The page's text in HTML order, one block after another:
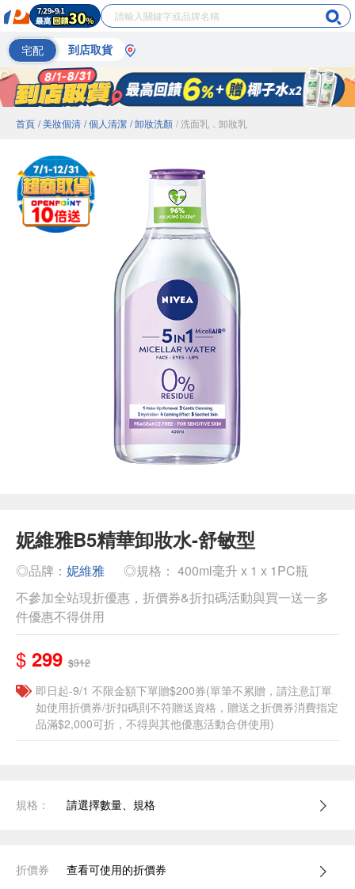
宅配 到店取貨
首頁 / 美妝個清 / 個人清潔 / 卸妝洗顏 / 洗面乳．卸妝乳
妮維雅B5精華卸妝水-舒敏型
◎品牌： 妮維雅
◎規格： 400ml毫升 x 1 x 1PC瓶
不參加全站現折優惠，折價券&折扣碼活動與買一送一多
件優惠不得併用
$ 299 $312
即日起-9/1 不限金額下單贈$200券(單筆不累贈，請注意訂單
如使用折價券/折扣碼則不符贈送資格，贈送之折價券消費指定
品滿$2,000可折，不得與其他優惠活動合併使用)
規格： 請選擇數量、規格
折價券 查看可使用的折價券